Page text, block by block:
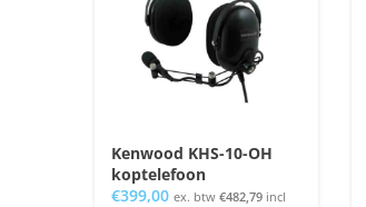
Kenwood KHS-10-OH
koptelefoon
€399,00 ex. btw €482,79incl